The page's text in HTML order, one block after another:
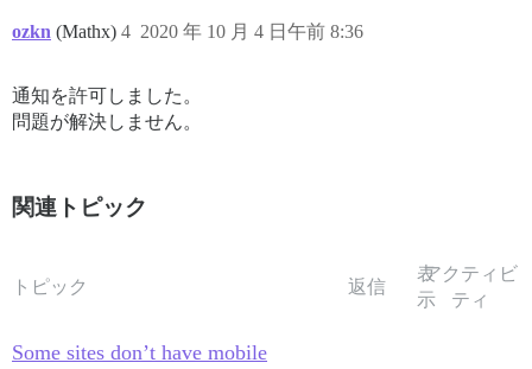
ozkn (Mathx) 2020 年 10 月 4 日午前 8:36
4
通知を許可しました。
問題が解決しません。
関連トピック
トピック 返信
表
示
アクティビ
ティ
Some sites don’t have mobile